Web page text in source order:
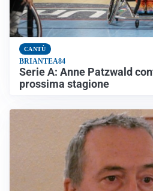
CANTÙ
BRIANTEA84
Serie A: Anne Patzwald
prossima stagione